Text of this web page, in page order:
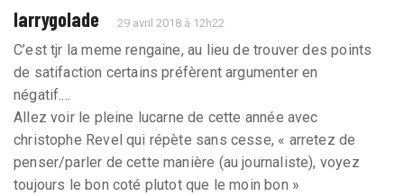
larrygolade 29 avril 2018 à 12h22
C’est tjr la meme rengaine, au lieu de trouver des points
de satifaction certains préfèrent argumenter en
négatif....
Allez voir le pleine lucarne de cette année avec
christophe Revel qui répète sans cesse, « arretez de
penser/parler de cette manière (au journaliste), voyez
toujours le bon coté plutot que le moin bon »